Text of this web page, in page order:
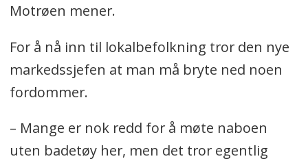
Motrøen mener.
For å nå inn til lokalbefolkning tror den nye
markedssjefen at man må bryte ned noen
fordommer.
– Mange er nok redd for å møte naboen
uten badetøy her, men det tror egentlig